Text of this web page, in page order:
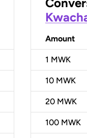
Amount
1 MWK
10 MWK
20 MWK
100 MWK